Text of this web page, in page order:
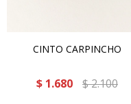
CINTO CARPINCHO
$ 1.680 $2.100